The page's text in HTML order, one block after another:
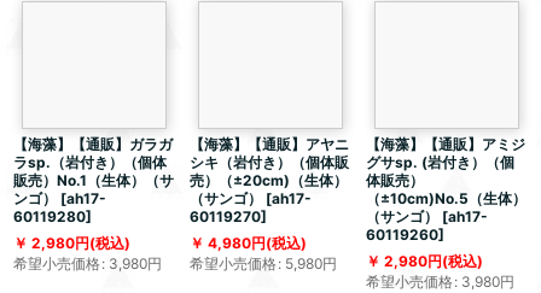
【海藻】【通販】ガラガ
ラsp.（岩付き）（個体
販売）No.1（生体）（サ
ンゴ）
[ah17-
60119280]
2,980円(税込)
希望小売価格: 3,980円
【海藻】【通販】アヤニ
シキ（岩付き）（個体販
売）（±20cm)（生体）
（サンゴ）
[ah17-
60119270]
4,980円(税込)
希望小売価格: 5,980円
【海藻】【通販】アミジ
グサsp. (岩付き）（個
体販売）
（±10cm)No.5（生体）
（サンゴ）
[ah17-
60119260]
2,980円(税込)
希望小売価格: 3,980円